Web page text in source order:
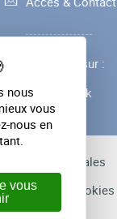
Suivez-nous sur :
Facebook
Mentions légales
Gestion des cookies
nous
vous
nous en
vous